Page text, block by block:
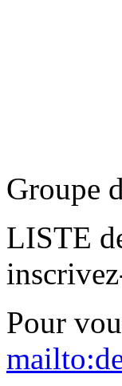
Groupe
LISTE
Pour